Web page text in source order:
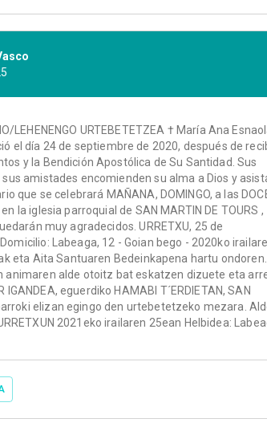
LEHENENGO URTEBETETZEA † María Ana
el día 24 de septiembre de 2020, después de
y la Bendición Apostólica de Su Santidad. Sus
amistades encomienden su alma a Dios y
que se celebrará MAÑANA, DOMINGO, a las
la iglesia parroquial de SAN MARTIN DE TOURS ,
muy agradecidos. URRETXU, 25 de
Labeaga, 12 - Goian bego - 2020ko
eta Aita Santuaren Bedeinkapena hartu ondoren.
animaren alde otoitz bat eskatzen dizuete eta
eguerdiko HAMABI T´ERDIETAN, SAN
elizan egingo den urtebetetzeko mezara.
2021eko irailaren 25ean Helbidea: